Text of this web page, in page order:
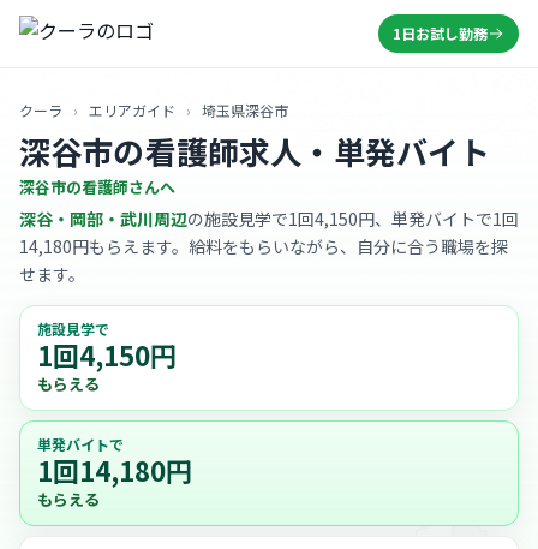
1日お試し勤務
クーラ › エリアガイド › 埼玉県深谷市
深谷市の看護師求人・単発バイト
深谷市の看護師さんへ
深谷・岡部・武川周辺の施設見学で1回4,150円、単発バイトで1回
14,180円もらえます。給料をもらいながら、自分に合う職場を探
せます。
施設見学で
1回4,150円
もらえる
単発バイトで
1回14,180円
もらえる